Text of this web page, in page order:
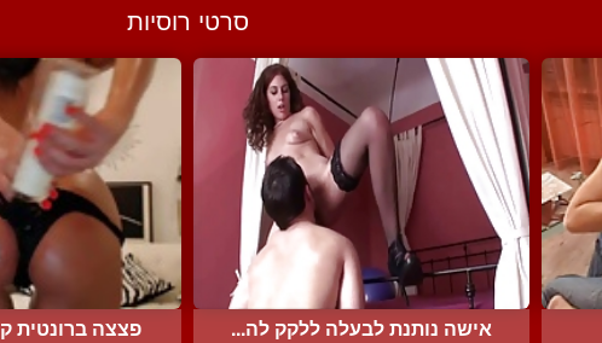
סרטי רוסיות
אישה נותנת לבעלה ללקק לה... פצצה ברונטית